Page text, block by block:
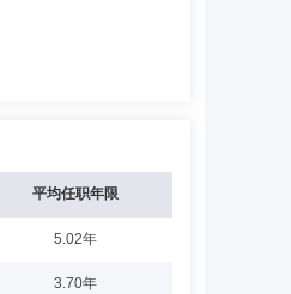
平均任职年限
5.02年
3.70年